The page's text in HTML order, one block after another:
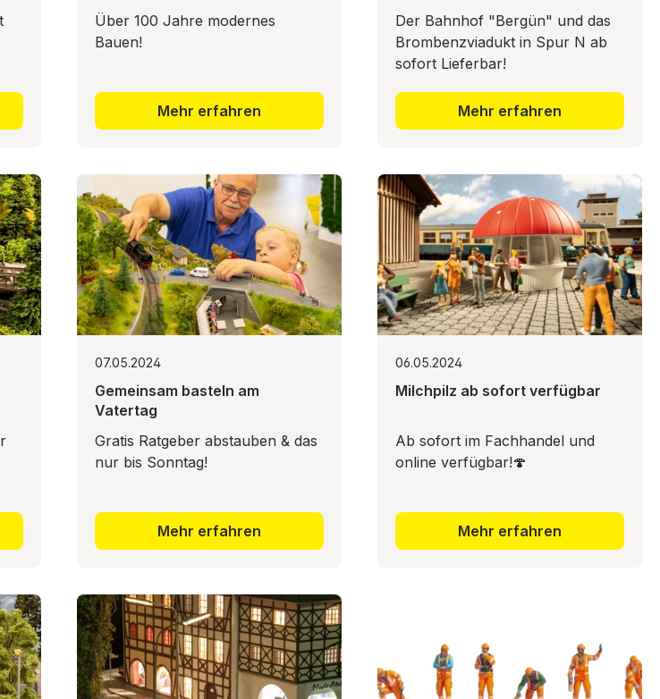
Über 100 Jahre modernes
Bauen!
Mehr erfahren
Der Bahnhof "Bergün" und das
Brombenzviadukt in Spur N ab
sofort Lieferbar!
Mehr erfahren
07.05.2024
Gemeinsam basteln am
Vatertag
Gratis Ratgeber abstauben & das
nur bis Sonntag!
Mehr erfahren
06.05.2024
Milchpilz ab sofort verfügbar
Ab sofort im Fachhandel und
online verfügbar!🍄
Mehr erfahren